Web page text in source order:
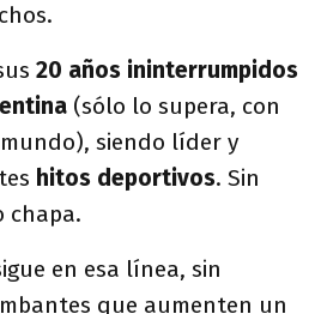
20 años ininterrumpidos
(sólo lo supera, con
siendo líder y
hitos deportivos. Sin
chapa.
en esa línea, sin
que aumenten un